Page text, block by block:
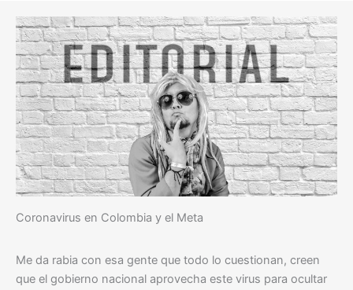
Coronavirus en Colombia y el Meta
Me da rabia con esa gente que todo lo cuestionan, creen
que el gobierno nacional aprovecha este virus para ocultar